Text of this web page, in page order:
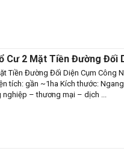
Cư 2 Mặt Tiền Đường Đối
Tiền Đường Đối Diện Cụm Công
tích: gần ~1ha Kích thước:
– thương mại – dịch ...